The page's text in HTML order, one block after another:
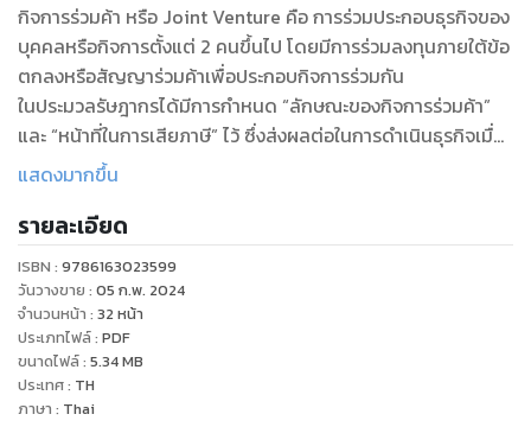
กิจการร่วมค้า หรือ Joint Venture คือ การร่วมประกอบธุรกิจของ
บุคคลหรือกิจการตั้งแต่ 2 คนขึ้นไป โดยมีการร่วมลงทุนภายใต้ข้อ
ตกลงหรือสัญญาร่วมค้าเพื่อประกอบกิจการร่วมกัน
ในประมวลรัษฎากรได้มีการกำหนด “ลักษณะของกิจการร่วมค้า”
และ “หน้าที่ในการเสียภาษี” ไว้ ซึ่งส่งผลต่อในการดำเนินธุรกิจเมื่อ
เป็นกิจการร่วมค้าและแนวทางในการเสียภาษี ผู้เขียนได้รวบรวบข้อ
หลายกรณีมาให้ศึกษาทำความเข้าใจองค์ประกอบ ลักษณะ และ
แนวทางของกิจการร่วมค้าได้ชัดเจน รวมถึงภาระภาษีที่เกี่ยวข้อง
กับกิจการร่วมค้า ได้แก่ ภาษีเงินได้นิติบุคคล ภาษีมูลค่าเพิ่ม และ
ภาษีธุรกิจเฉพาะ เพื่อให้มีแนวทางในการจัดการภาษีของกิจการร่วม
ค้าได้อย่างถูกต้อง
แสดงมากขึ้น
รายละเอียด
ISBN : 9786163023599
วันวางขาย : 05 ก.พ. 2024
จำนวนหน้า : 32 หน้า
ประเภทไฟล์: PDF
ขนาดไฟล์: 5.34MB
ประเทศ: TH
ภาษา : Thai